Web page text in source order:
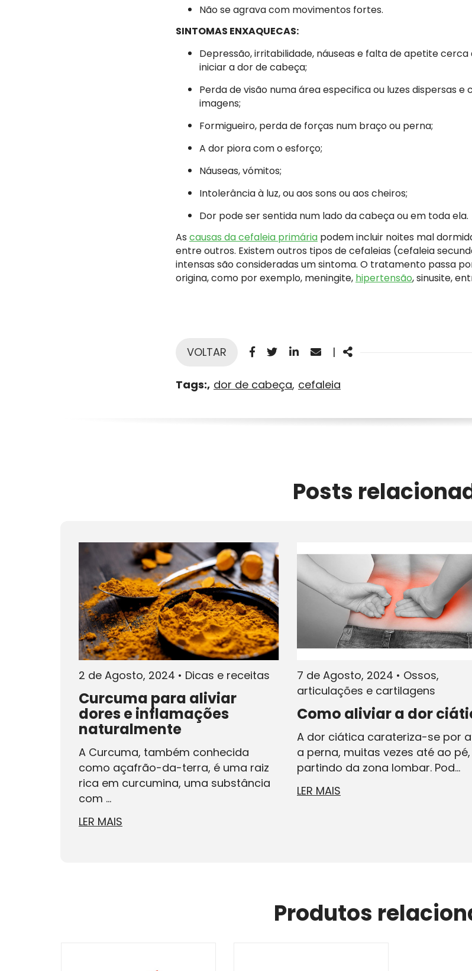
Não se agrava com movimentos fortes.
SINTOMAS ENXAQUECAS:
Depressão, irritabilidade, náuseas e falta de apetite cerca
iniciar a dor de cabeça;
Perda de visão numa área especifica ou luzes dispersas
imagens;
Formigueiro, perda de forças num braço ou perna;
A dor piora com o esforço;
Náuseas, vómitos;
Intolerância à luz, ou aos sons ou aos cheiros;
Dor pode ser sentida num lado da cabeça ou em toda ela.
As causas da cefaleia primária podem incluir noites mal
entre outros. Existem outros tipos de cefaleias (cefaleia
intensas são consideradas um sintoma. O tratamento passa
origina, como por exemplo, meningite, hipertensão, sinusite,
VOLTAR Facebook
TwitterLinkedinEmail
| Share
Tags: dor de cabeça cefaleia
Posts
2 de Agosto, 2024 • Dicas e receitas
Curcuma para aliviar
dores e inflamações
naturalmente
A Curcuma, também conhecida
como açafrão-da-terra, é uma raiz
rica em curcumina, uma substância
com ...
LER MAIS
7 de Agosto, 2024 • Ossos,
articulações e cartilagens
Como aliviar a dor
A dor ciática carateriza-se por
a perna, muitas vezes até ao pé,
partindo da zona lombar. Pod...
LER MAIS
Produtos